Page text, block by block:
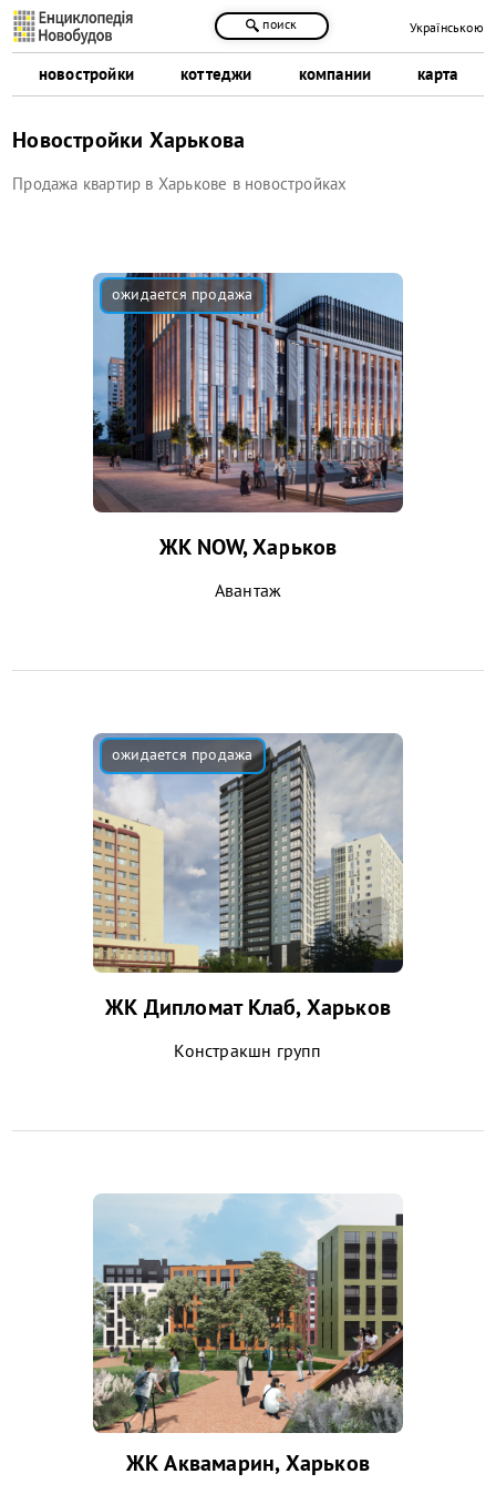
новостройки коттеджи компании карта
поиск Українською
Новостройки Харькова
Продажа квартир в Харькове в новостройках
ЖК NOW, Харьков
Авантаж
ЖК Дипломат Клаб, Харьков
Констракшн групп
ЖК Аквамарин, Харьков